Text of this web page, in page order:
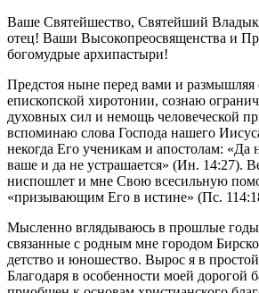
Ваше Святейшество, Святейший
отец! Ваши Высокопреосвященства и
богомудрые архипастыри!
Предстоя ныне перед вами и размышляя
епископской хиротонии, сознаю
духовных сил и немощь человеческой
вспоминаю слова Господа нашего
некогда Его ученикам и апостолам: «Да
ваше и да не устрашается» (Ин. 14:27).
ниспошлет и мне Свою всесильную
«призывающим Его в истине» (Пс.
Мысленно вглядываюсь в прошлые
связанные с родным мне городом
детство и юношество. Вырос я в
Благодаря в особенности моей дорогой